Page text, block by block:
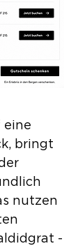
eine
bringt
nutzen
-